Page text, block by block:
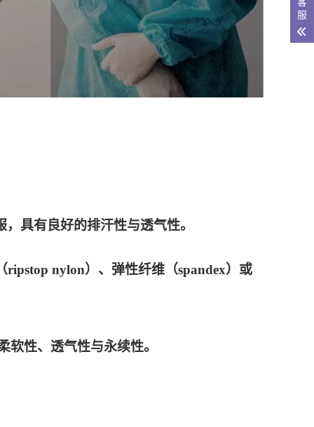
具有良好的排汗性与透气性。
ripstop nylon）、弹性纤维（spandex）或
软性、透气性与永续性。
服